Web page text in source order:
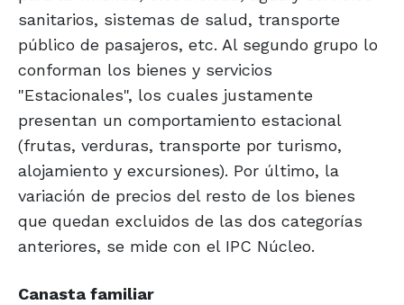
sanitarios, sistemas de salud, transporte
público de pasajeros, etc. Al segundo grupo lo
conforman los bienes y servicios
"Estacionales", los cuales justamente
presentan un comportamiento estacional
(frutas, verduras, transporte por turismo,
alojamiento y excursiones). Por último, la
variación de precios del resto de los bienes
que quedan excluidos de las dos categorías
anteriores, se mide con el IPC Núcleo.
Canasta familiar